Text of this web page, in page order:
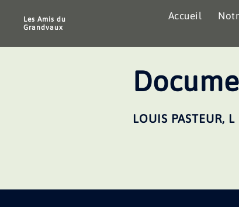
Les Amis du
Grandvaux
Accueil
LOUIS PASTEUR,